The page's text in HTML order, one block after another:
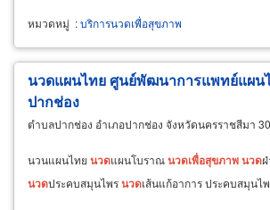
หมวดหมู่ :บริการนวดเพื่อสุขภาพ
นวดแผนไทย ศูนย์พัฒนาการแพทย์แผน
ปากช่อง
ตำบลปากช่อง อำเภอปากช่อง จังหวัดนครราชสีมา
นวนแผนไทย นวดแผนโบราณนวดเพื่อสุขภาพนวด
นวดประคบสมุนไพรนวดเส้นแก้อาการ ประคบสมุนไ